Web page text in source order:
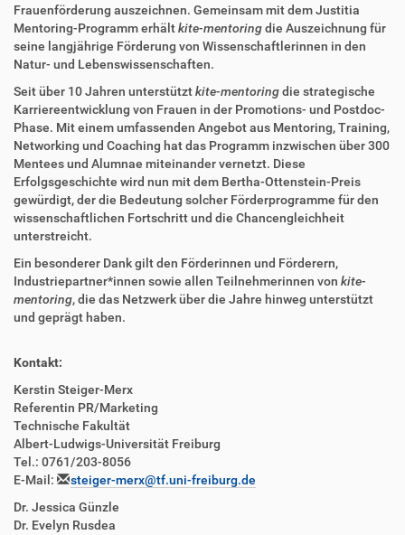
Frauenförderung auszeichnen. Gemeinsam mit dem Justitia
Mentoring-Programm erhältkite-mentoringdie Auszeichnung für
seine langjährige Förderung von Wissenschaftlerinnen in den
Natur- und Lebenswissenschaften.
Seit über 10 Jahren unterstütztkite-mentoringdie strategische
Karriereentwicklung von Frauen in der Promotions- und Postdoc-
Phase. Mit einem umfassenden Angebot aus Mentoring, Training,
Networking und Coaching hat das Programm inzwischen über 300
Mentees und Alumnae miteinander vernetzt. Diese
Erfolgsgeschichte wird nun mit dem Bertha-Ottenstein-Preis
gewürdigt, der die Bedeutung solcher Förderprogramme für den
wissenschaftlichen Fortschritt und die Chancengleichheit
unterstreicht.
Ein besonderer Dank gilt den Förderinnen und Förderern,
Industriepartner*innen sowie allen Teilnehmerinnen von kite-
mentoring, die das Netzwerk über die Jahre hinweg unterstützt
und geprägt haben.
Kontakt:
Kerstin Steiger-Merx
Referentin PR/Marketing
Technische Fakultät
Albert-Ludwigs-Universität Freiburg
Tel.: 0761/203-8056
E-Mail:
steiger-merx@tf.uni-freiburg.de
Dr. Jessica Günzle
Dr. Evelyn Rusdea